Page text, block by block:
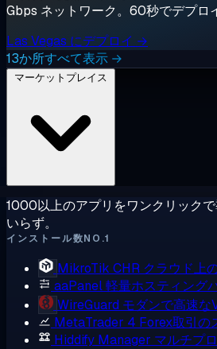
Gbps ネットワーク。60秒でデプロ
Las Vegas にデプロイ →
13か所すべて表示 →
1000以上のアプリをワンクリック
いらず。
インストール数NO.1
MikroTik CHR クラウド上
aaPanel軽量ホスティング
WireGuard モダンで高速
MetaTrader 4 Forex取引の
Hiddify Manager マルチプ